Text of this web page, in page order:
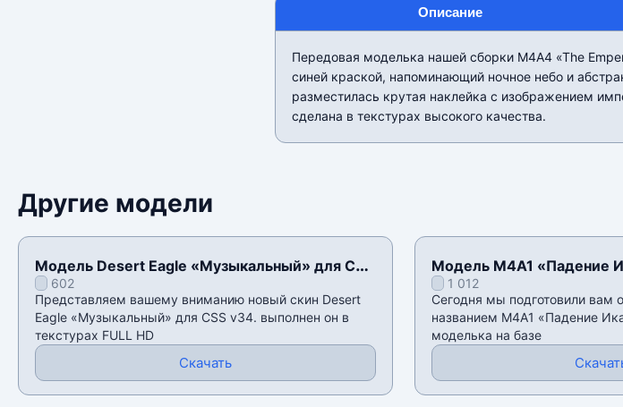
Описание
Передовая моделька нашей сборки M4A4 «The
синей краской, напоминающий ночное небо и
разместилась крутая наклейка с изображением
сделана в текстурах высокого качества.
Другие модели
Модель Desert Eagle «Музыкальный» для CSS
v34602
Представляем вашему вниманию новый скин Desert
Eagle «Музыкальный» для CSS v34. выполнен он в
текстурах FULL HD
Скачать
Модель M4A1 «Падение
1 012
Сегодня мы подготовили вам
названием M4A1 «Падение
моделька на базе